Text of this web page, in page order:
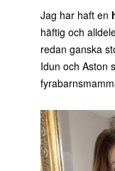
Jag har haft en
häftig och
redan ganska
Idun och Aston